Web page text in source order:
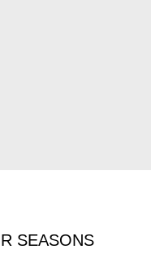
SEASONS